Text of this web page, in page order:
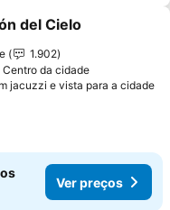
aos favoritos
del Cielo
1.902
Centro da cidade
jacuzzi e vista para a cidade
Ver preços